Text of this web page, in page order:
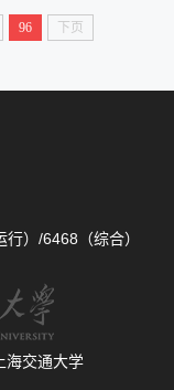
96 下页
）/6468（综合）
海交通大学